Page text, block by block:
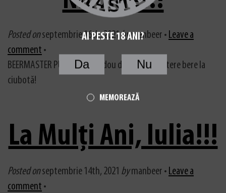
Posted onseptembrie 16th, 2021bymanbeer • Leave a
comment •
BEERMASTER PUB vă face cadou de ziua de naștere bere la
ciubotă!
La Mulți Ani, Iulia!!!
Posted onseptembrie 14th, 2021 bymanbeer • Leave a
comment •
AI PESTE 18 ANI?
Da Nu
MEMOREAZĂ